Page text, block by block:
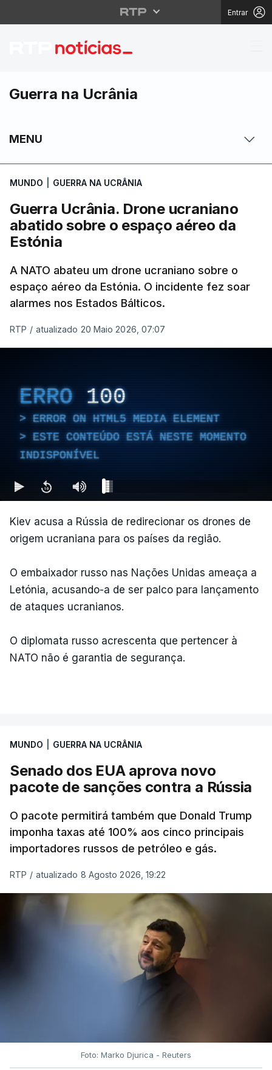
Entrar
Guerra Ucrânia.
Guerra na Ucrânia
MENU
MUNDO GUERRA NA UCRÂNIA
Guerra Ucrânia. Drone ucraniano
abatido sobre o espaço aéreo da
Estónia
A NATO abateu um drone ucraniano sobre o
espaço aéreo da Estónia. O incidente fez soar
alarmes nos Estados Bálticos.
RTP / atualizado 20 Maio 2026, 07:07
ERRO 100
ERROR ON HTML5 MEDIA ELEMENT
ESTE CONTEÚDO ESTÁ NESTE MOMENTO
INDISPONÍVEL
Kiev acusa a Rússia de redirecionar os drones de
origem ucraniana para os países da região.
O embaixador russo nas Nações Unidas ameaça a
Letónia, acusando-a de ser palco para lançamento
de ataques ucranianos.
O diplomata russo acrescenta que pertencer à
NATO não é garantia de segurança.
MUNDO GUERRA NA UCRÂNIA
Senado dos EUA aprova novo
pacote de sanções contra a Rússia
O pacote permitirá também que Donald Trump
imponha taxas até 100% aos cinco principais
importadores russos de petróleo e gás.
RTP / atualizado 8 Agosto 2026, 19:22
Foto: Marko Djurica - Reuters